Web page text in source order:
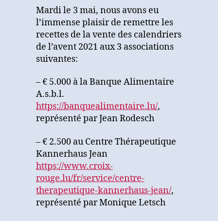
à
la
vente
d’avent
Mardi le 3 mai, nous avons eu
l’immense plaisir de remettre les
recettes de la vente des calendriers
de l’avent 2021 aux 3 associations
suivantes:
– € 5.000 à la Banque Alimentaire
A.s.b.l.
https://banquealimentaire.lu/,
représenté par Jean Rodesch
– € 2.500 au Centre Thérapeutique
Kannerhaus Jean
https://www.croix-
rouge.lu/fr/service/centre-
therapeutique-kannerhaus-jean/,
représenté par Monique Letsch